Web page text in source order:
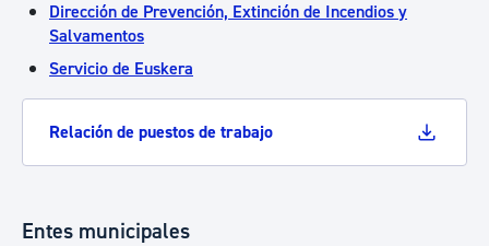
Dirección de Prevención, Extinción de Incendios y
Salvamentos
Servicio de Euskera
Relación de puestos de trabajo
Entes municipales